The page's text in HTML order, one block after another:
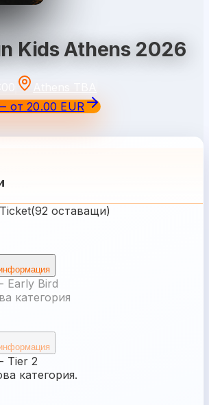
Kids Athens 2026
от 20.00 EUR
(92 оставащи)
Early Bird
категория
Tier 2
категория.